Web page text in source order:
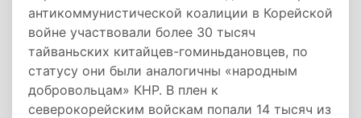
антикоммунистической коалиции в Корейской
войне участвовали более 30 тысяч
тайваньских китайцев-гоминьдановцев, по
статусу они были аналогичны «народным
добровольцам» КНР. В плен к
северокорейским войскам попали 14 тысяч из